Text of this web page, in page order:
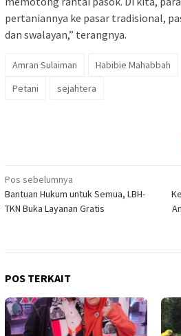
pertaniannya ke pasar tradisional,
dan swalayan,” terangnya.
Amran Sulaiman Habibie Mahabbah
Petani
sejahtera
Navigasi
pos
Pos sebelumnya
Bantuan Hukum untuk Semua, LBH-
TKN Buka Layanan Gratis
POS TERKAIT